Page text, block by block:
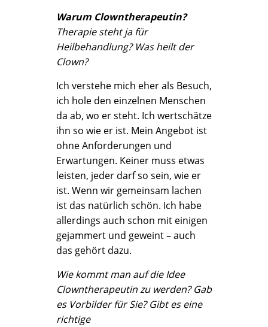
Warum Clowntherapeutin?
Therapie steht ja für
Heilbehandlung? Was heilt der
Clown?
Ich verstehe mich eher als Besuch,
ich hole den einzelnen Menschen
da ab, wo er steht. Ich wertschätze
ihn so wie er ist. Mein Angebot ist
ohne Anforderungen und
Erwartungen. Keiner muss etwas
leisten, jeder darf so sein, wie er
ist. Wenn wir gemeinsam lachen
ist das natürlich schön. Ich habe
allerdings auch schon mit einigen
gejammert und geweint – auch
das gehört dazu.
Wie kommt man auf die Idee
Clowntherapeutin zu werden? Gab
es Vorbilder für Sie? Gibt es eine
richtige